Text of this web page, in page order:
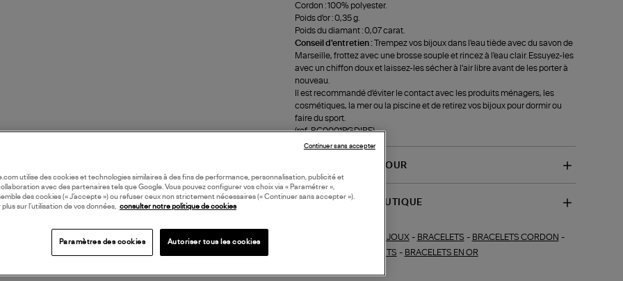
Cordon : 100% polyester.
Poids d'or : 0,35 g.
Poids du diamant : 0,07 carat.
Conseil d'entretien :Trempez vos bijoux dans l'eau tiède avec du savon de
Marseille, frottez avec une brosse souple et rincez à l'eau clair. Essuyez-les
avec un chiffon doux et laissez-les sécher à l'air libre avant de les porter à
nouveau.
Il est recommandé d'éviter le contact avec les produits ménagers, les
cosmétiques, la mer ou la piscine et de retirez vos bijoux pour dormir ou
faire du sport.
(ref-BC0001PGDIRE)
LIVRAISON ET RETOUR
DISPONIBILITÉ BOUTIQUE
BIJOUX- BRACELETS - BRACELETS CORDON -
DIAMANTS - BRACELETS EN OR
utilise des cookies et technologies similaires à des fins de performance, personnalisation, publicité et
avec des partenaires tels que Google. Vous pouvez configurer vos choix via « Paramétrer »,
des cookies (« J’accepte ») ou refuser ceux non strictement nécessaires (« Continuer sans accepter »).
plus sur l’utilisation de vos données, consulter notre politique de cookies
Paramètres des cookies Autoriser tous les cookies
Continuer sans accepter